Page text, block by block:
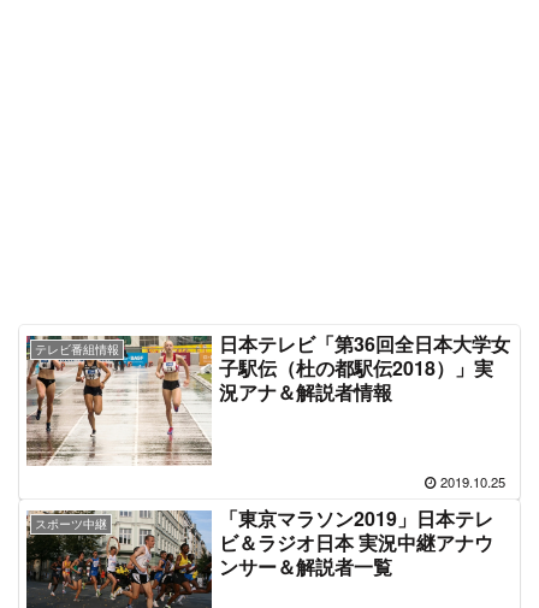
テレビ番組情報
日本テレビ「第36回全日本大学女
子駅伝（杜の都駅伝2018）」実
況アナ＆解説者情報
2019.10.25
スポーツ中継
「東京マラソン2019」日本テレ
ビ＆ラジオ日本 実況中継アナウ
ンサー＆解説者一覧